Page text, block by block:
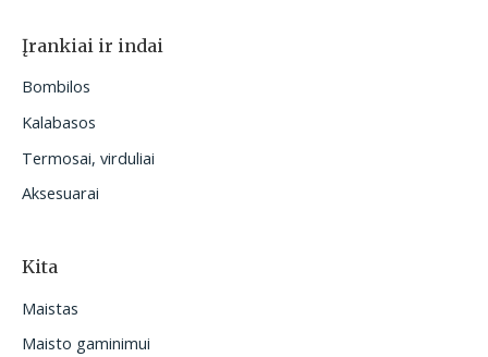
Įrankiai ir indai
Bombilos
Kalabasos
Termosai, virduliai
Aksesuarai
Kita
Maistas
Maisto gaminimui